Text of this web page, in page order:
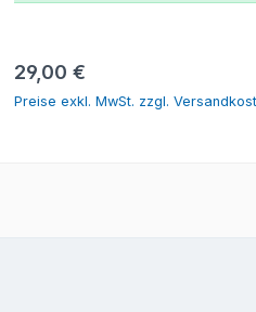
Regulärer Preis:
29,00 €
Preise exkl. MwSt. zzgl.